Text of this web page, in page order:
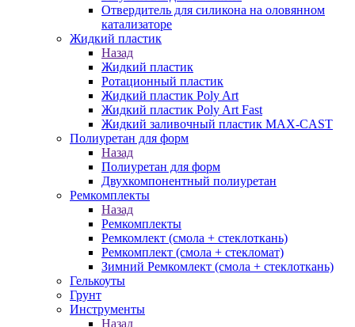
Отвердитель для силикона на оловянном
катализаторе
Жидкий пластик
Назад
Жидкий пластик
Ротационный пластик
Жидкий пластик Poly Art
Жидкий пластик Poly Art Fast
Жидкий заливочный пластик MAX-CAST
Полиуретан для форм
Назад
Полиуретан для форм
Двухкомпонентный полиуретан
Ремкомплекты
Назад
Ремкомплекты
Ремкомлект (смола + стеклоткань)
Ремкомплект (смола + стекломат)
Зимний Ремкомлект (смола + стеклоткань)
Гелькоуты
Грунт
Инструменты
Назад